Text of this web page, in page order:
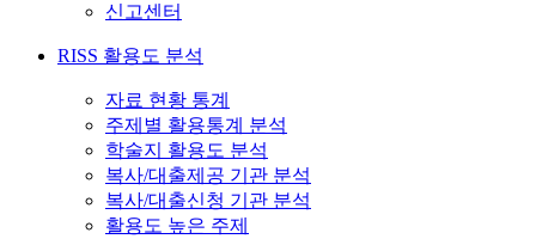
신고센터
RISS 활용도 분석
자료 현황 통계
주제별 활용통계 분석
학술지 활용도 분석
복사/대출제공 기관 분석
복사/대출신청 기관 분석
활용도 높은 주제